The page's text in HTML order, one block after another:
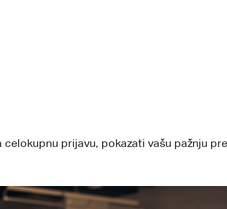
prijavu, pokazati vašu pažnju